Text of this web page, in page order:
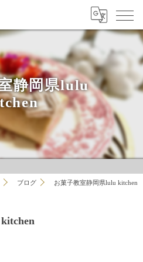
静岡県lulu
ブログ お菓子教室静岡県lulu kitchen